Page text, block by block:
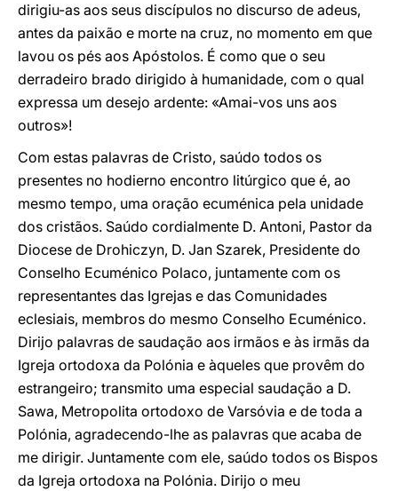
dirigiu-as aos seus discípulos no discurso de adeus,
antes da paixão e morte na cruz, no momento em que
lavou os pés aos Apóstolos. É como que o seu
derradeiro brado dirigido à humanidade, com o qual
expressa um desejo ardente: «Amai-vos uns aos
outros»!
Com estas palavras de Cristo, saúdo todos os
presentes no hodierno encontro litúrgico que é, ao
mesmo tempo, uma oração ecuménica pela unidade
dos cristãos. Saúdo cordialmente D. Antoni, Pastor da
Diocese de Drohiczyn, D. Jan Szarek, Presidente do
Conselho Ecuménico Polaco, juntamente com os
representantes das Igrejas e das Comunidades
eclesiais, membros do mesmo Conselho Ecuménico.
Dirijo palavras de saudação aos irmãos e às irmãs da
Igreja ortodoxa da Polónia e àqueles que provêm do
estrangeiro; transmito uma especial saudação a D.
Sawa, Metropolita ortodoxo de Varsóvia e de toda a
Polónia, agradecendo-lhe as palavras que acaba de
me dirigir. Juntamente com ele, saúdo todos os Bispos
da Igreja ortodoxa na Polónia. Dirijo o meu